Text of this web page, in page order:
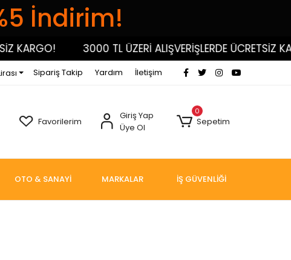
İndirim!
3000 TL ÜZERİ ALIŞVERİŞLERDE ÜCRETSİZ KARGO!
Sipariş Takip Yardım İletişim
Favorilerim
Giriş Yap
Üye Ol
0
Sepetim
OTO & SANAYİ MARKALAR İŞ GÜVENLİĞİ